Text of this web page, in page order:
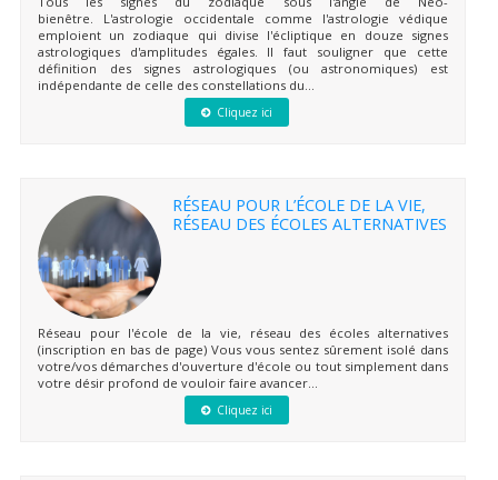
bienêtre. L'astrologie occidentale comme l'astrologie védique
emploient un zodiaque qui divise l'écliptique en douze signes
astrologiques d'amplitudes égales. Il faut souligner que cette
définition des signes astrologiques (ou astronomiques) est
indépendante de celle des constellations du...
Cliquez ici
RÉSEAU POUR L’ÉCOLE DE LA VIE,
RÉSEAU DES ÉCOLES ALTERNATIVES
Réseau pour l'école de la vie, réseau des écoles alternatives
(inscription en bas de page) Vous vous sentez sûrement isolé dans
votre/vos démarches d'ouverture d'école ou tout simplement dans
votre désir profond de vouloir faire avancer...
Cliquez ici